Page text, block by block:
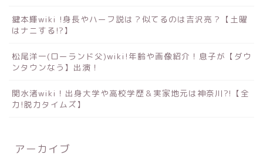
鍵本輝wiki !身長やハーフ説は？似てるのは吉沢亮？【土曜
はナニする!?】
松尾洋一(ローランド父)wiki!年齢や画像紹介！息子が【ダウ
ンタウンなう】出演！
関水渚wiki！出身大学や高校学歴＆実家地元は神奈川?!【全
力!脱力タイムズ】
アーカイブ